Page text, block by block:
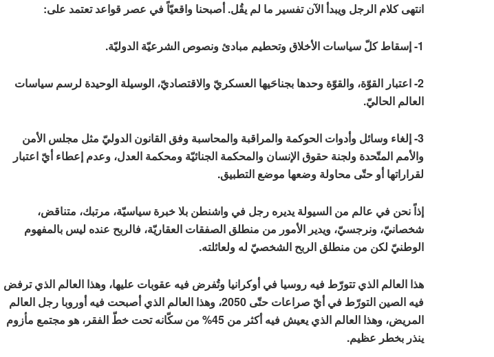
انتهى كلام الرجل ويبدأ الآن تفسير ما لم يقُل. أصبحنا واقعيّاً في عصر قواعد تعتمد على:
1- إسقاط كلّ سياسات الأخلاق وتحطيم مبادئ ونصوص الشرعيّة الدوليّة.
2- اعتبار القوّة، والقوّة وحدها بجناحَيها العسكريّ والاقتصاديّ، الوسيلة الوحيدة لرسم سياسات
العالم الحاليّ.
3- إلغاء وسائل وأدوات الحوكمة والمراقبة والمحاسبة وفق القانون الدوليّ مثل مجلس الأمن
والأمم المتّحدة ولجنة حقوق الإنسان والمحكمة الجنائيّة ومحكمة العدل، وعدم إعطاء أيّ اعتبار
لقراراتها أو حتّى محاولة وضعها موضع التطبيق.
إذاً نحن في عالم من السيولة يديره رجل في واشنطن بلا خبرة سياسيّة، مرتبك، متناقض،
شخصانيّ، ونرجسيّ، ويدير الأمور من منطلق الصفقات العقاريّة، فالربح عنده ليس بالمفهوم
الوطنيّ لكن من منطلق الربح الشخصيّ له ولعائلته.
هذا العالم الذي تتورّط فيه روسيا في أوكرانيا وتُفرض فيه عقوبات عليها، وهذا العالم الذي ترفض
فيه الصين التورّط في أيّ صراعات حتّى 2050، وهذا العالم الذي أصبحت فيه أوروبا رجل العالم
المريض، وهذا العالم الذي يعيش فيه أكثر من 45% من سكّانه تحت خطّ الفقر، هو مجتمع مأزوم
ينذر بخطر عظيم.